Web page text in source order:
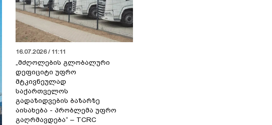
16.07.2026 / 11:11
„მძღოლების გლობალური
დეფიციტი უფრო
მტკივნეულად
საქართველოს
გადაზიდვების ბაზარზე
აისახება - პრობლემა უფრო
გაღრმავდება“ – TCRC